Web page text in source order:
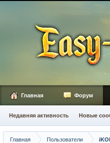
Главная Пользователи
Главная Форум
Недавняя активность Новые